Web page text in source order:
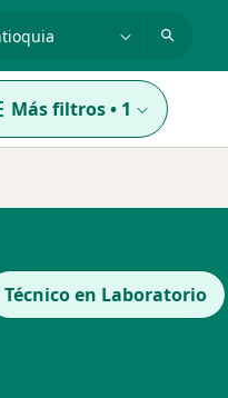
Más filtros• 1
Técnico en Laboratorio